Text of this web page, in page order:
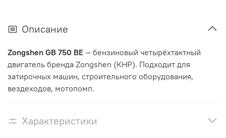
Описание
Zongshen GB 750 BE — бензиновый четырёхтактный
двигатель бренда Zongshen (КНР). Подходит для
затирочных машин, строительного оборудования,
вездеходов, мотопомп.
Характеристики